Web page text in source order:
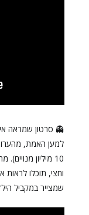
👻 סרטון שמראה
למען האמת,
10 מיליון
וחצי, תוכלו
שמצייר במקביל